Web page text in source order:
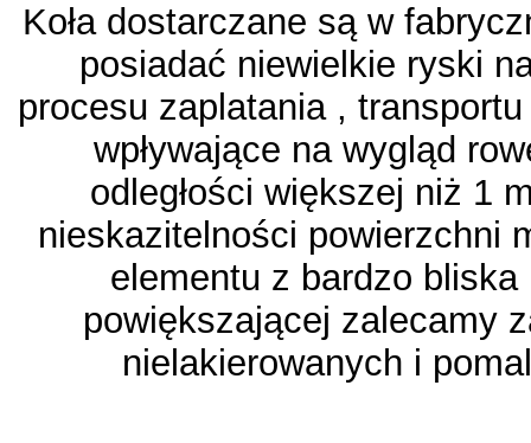
Koła dostarczane są w
posiadać niewielkie ryski
procesu zaplatania ,
wpływające na wygląd
odległości większej niż 1
nieskazitelności powierzchni
elementu z bardzo
powiększającej zalecamy
nielakierowanych i